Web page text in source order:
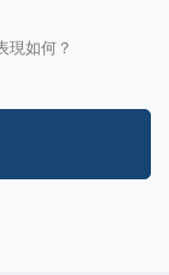
現如何？